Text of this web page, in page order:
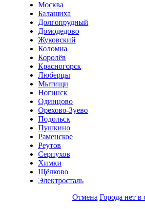
Москва
Балашиха
Долгопрудный
Домодедово
Жуковский
Коломна
Королёв
Красногорск
Люберцы
Мытищи
Ногинск
Одинцово
Орехово-Зуево
Подольск
Пушкино
Раменское
Реутов
Серпухов
Химки
Щёлково
Электросталь
Отмена Города нет в